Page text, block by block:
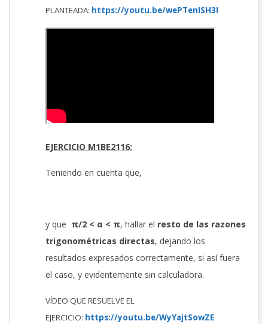
PLANTEADA: https://youtu.be/wePTenISH3I
EJERCICIO M1BE2116:
Teniendo en cuenta que,
y que π/2 < α < π, hallar el resto de las razones
trigonométricas directas, dejando los
resultados expresados correctamente, si así fuera
el caso, y evidentemente sin calculadora.
VÍDEO QUE RESUELVE EL
EJERCICIO: https://youtu.be/WyYajtSowZE